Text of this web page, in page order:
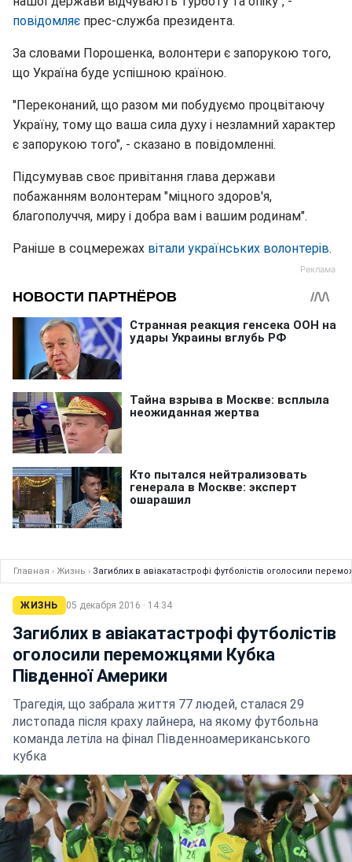
повідомляє прес-служба президента.
За словами Порошенка, волонтери є запорукою того,
що Україна буде успішною країною.
"Переконаний, що разом ми побудуємо процвітаючу
Україну, тому що ваша сила духу і незламний характер
є запорукою того", - сказано в повідомленні.
Підсумував своє привітання глава держави
побажанням волонтерам "міцного здоров'я,
благополуччя, миру і добра вам і вашим родинам".
Раніше в соцмережах вітали українських волонтерів.
Главная › Жизнь › Загиблих в авіакатастрофі футболістів оголосили
ЖИЗНЬ 05 декабря 2016 · 14:34
Загиблих в авіакатастрофі футболістів
оголосили переможцями Кубка
Південної Америки
Трагедія, що забрала життя 77 людей, сталася 29
листопада після краху лайнера, на якому футбольна
команда летіла на фінал Південноамериканського
кубка